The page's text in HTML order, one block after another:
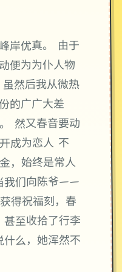
岸优真。 由于
便为为仆人物
然后我从微热
的广广大差
然又春音要动
成为恋人 不
，始终是常人
我们向陈爷——
得祝福刻，春
至收拾了行李
么，她浑然不